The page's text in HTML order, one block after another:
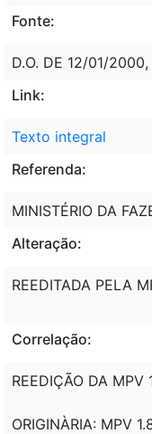
Fonte:
D.O. DE 12/01/2000,
Link:
Texto integral
Referenda:
MINISTÉRIO DA
Alteração:
REEDITADA PELA
Correlação:
REEDIÇÃO DA
ORIGINÀRIA: MPV